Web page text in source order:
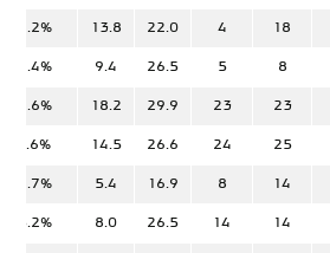
18
4
22.0
13.8
49.2%
8
5
26.5
9.4
44.4%
23
23
29.9
18.2
52.6%
25
24
26.6
14.5
51.6%
14
8
16.9
5.4
66.7%
14
14
26.5
8.0
45.2%